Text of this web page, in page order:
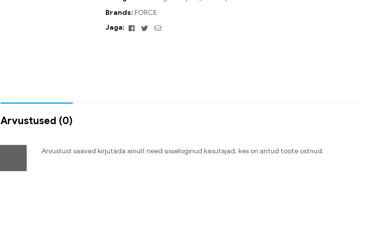
Brands: FORCE
Jaga:
Facebook
TwitterEmail
Arvustused (0)
Arvustust saavad kirjutada ainult need sisseloginud kasutajad, kes on antud toote ostnud.